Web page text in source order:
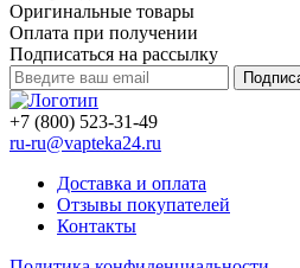
Оригинальные товары
Оплата при получении
Подписаться на рассылку
+7 (800) 523-31-49
ru-ru@vapteka24.ru
Доставка и оплата
Отзывы покупателей
Контакты